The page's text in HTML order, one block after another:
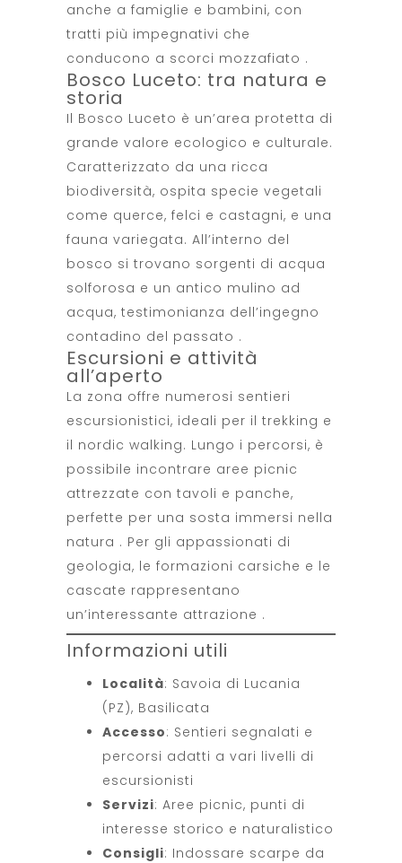
anche a famiglie e bambini, con
tratti più impegnativi che
conducono a scorci mozzafiato .
Bosco Luceto: tra natura e
storia
Il Bosco Luceto è un’area protetta di
grande valore ecologico e culturale.
Caratterizzato da una ricca
biodiversità, ospita specie vegetali
come querce, felci e castagni, e una
fauna variegata. All’interno del
bosco si trovano sorgenti di acqua
solforosa e un antico mulino ad
acqua, testimonianza dell’ingegno
contadino del passato .
Escursioni e attività
all’aperto
La zona offre numerosi sentieri
escursionistici, ideali per il trekking e
il nordic walking. Lungo i percorsi, è
possibile incontrare aree picnic
attrezzate con tavoli e panche,
perfette per una sosta immersi nella
natura . Per gli appassionati di
geologia, le formazioni carsiche e le
cascate rappresentano
un’interessante attrazione .
Informazioni utili
Località: Savoia di Lucania
(PZ), Basilicata
Accesso: Sentieri segnalati e
percorsi adatti a vari livelli di
escursionisti
Servizi: Aree picnic, punti di
interesse storico e naturalistico
Consigli: Indossare scarpe da